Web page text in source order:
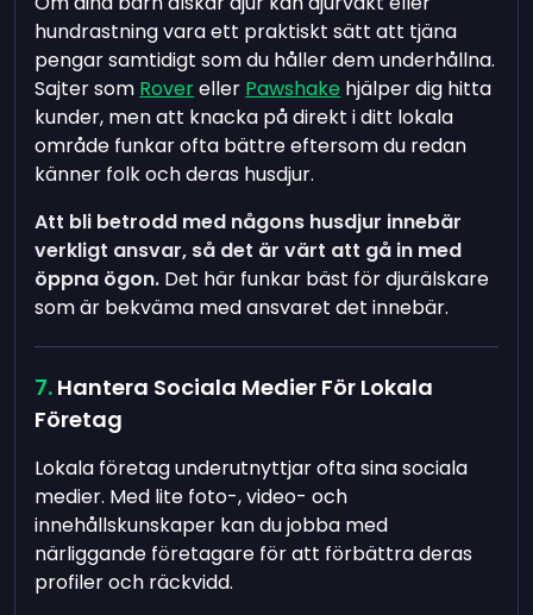
hundrastning vara ett praktiskt sätt att tjäna
pengar samtidigt som du håller dem underhållna.
Sajter som Rovereller Pawshake hjälper dig hitta
kunder, men att knacka på direkt i ditt lokala
område funkar ofta bättre eftersom du redan
känner folk och deras husdjur.
Att bli betrodd med någons husdjur innebär
verkligt ansvar, så det är värt att gå in med
öppna ögon. Det här funkar bäst för djurälskare
som är bekväma med ansvaret det innebär.
Hantera Sociala Medier För Lokala
Företag
Lokala företag underutnyttjar ofta sina sociala
medier. Med lite foto-, video- och
innehållskunskaper kan du jobba med
närliggande företagare för att förbättra deras
profiler och räckvidd.